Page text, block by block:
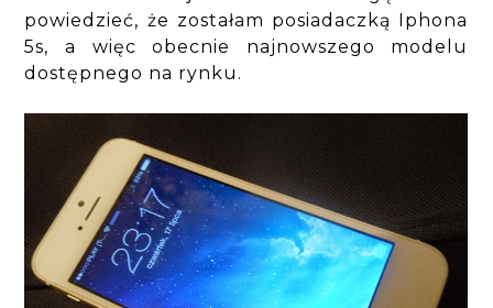
powiedzieć, że zostałam posiadaczką Iphona
5s, a więc obecnie najnowszego modelu
dostępnego na rynku.